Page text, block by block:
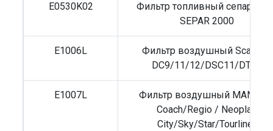
E0530K02
Фильтр топливный
SEPAR 2000
E1006L
Фильтр воздушный Scania 4
DC9/11/12/DSC11/DT12
E1007L
Фильтр воздушный MAN
Coach/Regio / Neoplan
City/Sky/Star/Tourliner